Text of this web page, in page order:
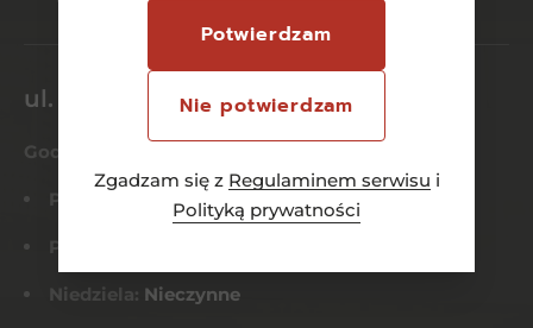
Potwierdzam
Nie potwierdzam
Zgadzam się z Regulaminem serwisu i
Polityką prywatności
ul. Dworcowa 26/6
Godziny otwarcia
Pn-Czw: 8:00 – 21:00
Pt-Sob:
Niedziela: Nieczynne